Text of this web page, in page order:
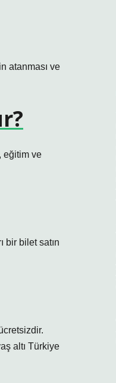
atanması ve
eğitim ve
bir bilet satın
altı Türkiye